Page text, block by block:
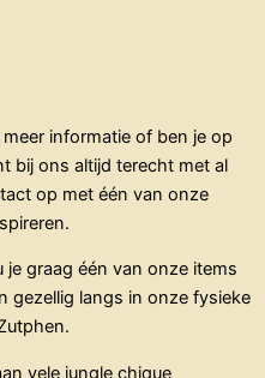
informatie of ben je op
bij ons altijd terecht met al
op met één van onze
je graag één van onze items
gezellig langs in onze fysieke
vele jungle chique